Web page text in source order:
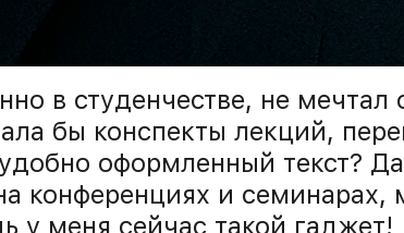
в студенчестве, не
бы конспекты лекций,
оформленный текст?
конференциях и семинарах,
у меня сейчас такой гаджет!